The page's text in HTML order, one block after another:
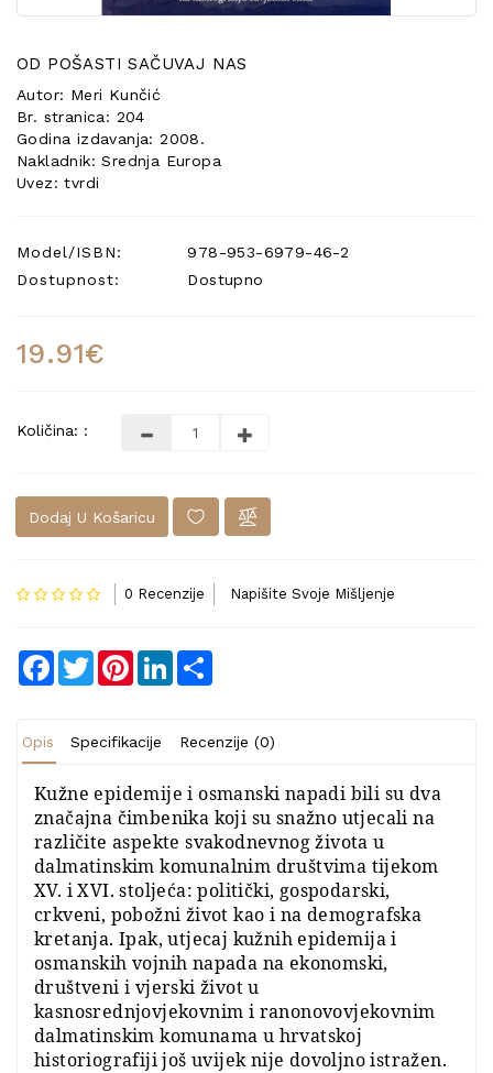
OD POŠASTI SAČUVAJ NAS
Autor: Meri Kunčić
Br. stranica: 204
Godina izdavanja: 2008.
Nakladnik: Srednja Europa
Uvez: tvrdi
Model/ISBN:
978-953-6979-46-2
Dostupnost:
Dostupno
19.91€
Količina: :
Dodaj U Košaricu
0 Recenzije Napišite Svoje Mišljenje
Facebook
TwitterPinterestLinkedIn
Opis Specifikacije Recenzije (0)
Kužne epidemije i osmanski napadi bili su dva
značajna čimbenika koji su snažno utjecali na
različite aspekte svakodnevnog života u
dalmatinskim komunalnim društvima tijekom
XV. i XVI. stoljeća: politički, gospodarski,
crkveni, pobožni život kao i na demografska
kretanja. Ipak, utjecaj kužnih epidemija i
osmanskih vojnih napada na ekonomski,
društveni i vjerski život u
kasnosrednjovjekovnim i ranonovovjekovnim
dalmatinskim komunama u hrvatskoj
historiografiji još uvijek nije dovoljno istražen.